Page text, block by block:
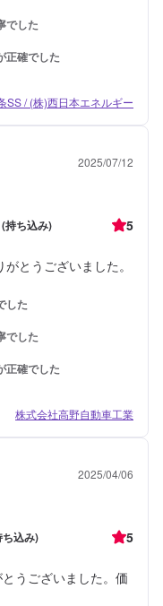
でした
正確でした
SS / (株)西日本エネルギー
2025/07/12
持ち込み) 5
とうございました。
した
でした
正確でした
株式会社高野自動車工業
2025/04/06
込み) 5
うございました。価